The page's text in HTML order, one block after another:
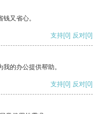
又省心。
支持[0] 反对[0]
的办公提供帮助。
支持[0] 反对[0]